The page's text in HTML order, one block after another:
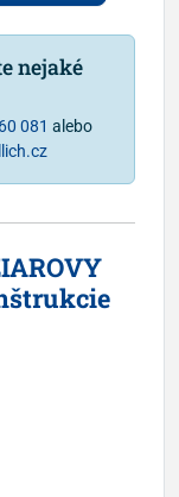
nejaké
081 alebo